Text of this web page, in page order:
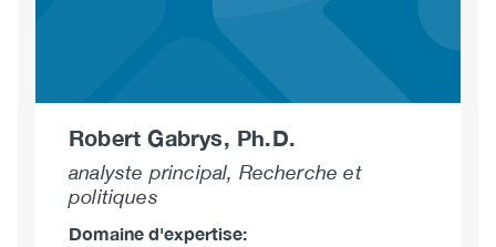
Robert Gabrys, Ph.D.
analyste principal, Recherche et
politiques
Domaine d'expertise: